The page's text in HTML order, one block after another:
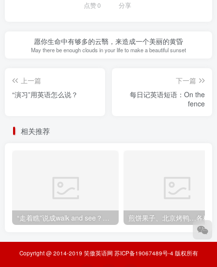
点赞0 分享
愿你生命中有够多的云翳，来造成一个美丽的黄昏
May there be enough clouds in your life to make a beautiful sunset
上一篇
“演习”用英语怎么说？
下一篇
每日记英语短语：On the
fence
相关推荐
“走着瞧”说成walk and see？老外都要笑翻了！不想出糗就学起来
Copyright @ 2014-2019 笑傲英语网 苏ICP备19067489号-4 版权所有